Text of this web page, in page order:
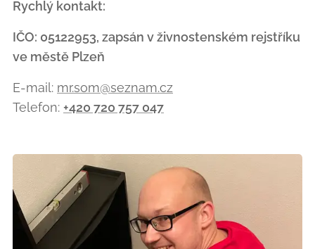
Rychlý kontakt:
IČO: 05122953, zapsán v živnostenském rejstříku
ve městě Plzeň
E-mail: mr.som@seznam.cz
Telefon: +420 720 757 047